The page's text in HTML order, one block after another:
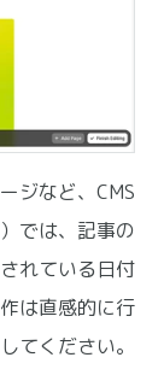
ジなど、CMS
では、記事の
れている日付
は直感的に行
てください。